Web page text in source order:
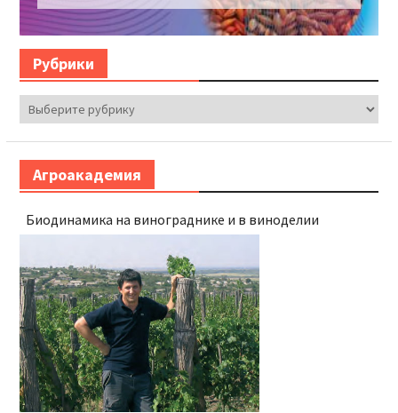
Рубрики
Рубрики
Агроакадемия
Биодинамика на винограднике и в виноделии